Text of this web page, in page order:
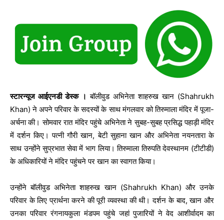
स्टारन्यूज आईएनडी डेस्क । बॉलीवुड अभिनेता शाहरुख खान (Shahrukh
Khan) ने अपने परिवार के सदस्यों के साथ मंगलवार को तिरुमाला मंदिर में पूजा-
अर्चना की। सोमवार रात मंदिर पहुंचे अभिनेता ने सुबह-सुबह प्रसिद्ध पहाड़ी मंदिर
में दर्शन किए। पत्नी गौरी खान, बेटी सुहाना खान और अभिनेता नयनतारा के
साथ उन्होंने सुप्रभात सेवा में भाग लिया। तिरुमाला तिरुपति देवस्थानम (टीटीडी)
के अधिकारियों ने मंदिर पहुंचने पर खान का स्वागत किया।
उन्होंने बॉलीवुड अभिनेता शाहरुख खान (Shahrukh Khan) और उनके
परिवार के लिए प्रार्थना करने की पूरी व्यवस्था की थी। दर्शन के बाद, खान और
उनका परिवार रंगनायकुला मंडपम पहुंचे जहां पुजारियों ने वेद आशीर्वादम का